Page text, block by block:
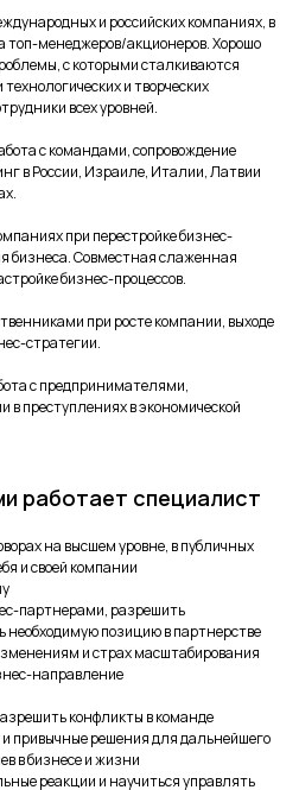
и российских компаниях, в
топ-менеджеров/акционеров. Хорошо
с которыми сталкиваются
и творческих
всех уровней.
с командами, сопровождение
в России, Израиле, Италии, Латвии
при перестройке бизнес-
бизнеса. Совместная слаженная
бизнес-процессов.
при росте компании, выходе
стратегии.
с предпринимателями,
преступлениях в экономической
работает специалист
на высшем уровне, в публичных
и своей компании
партнерами, разрешить
необходимую позицию в партнерстве
и страх масштабирования
направление
конфликты в команде
привычные решения для дальнейшего
в бизнесе и жизни
реакции и научиться управлять